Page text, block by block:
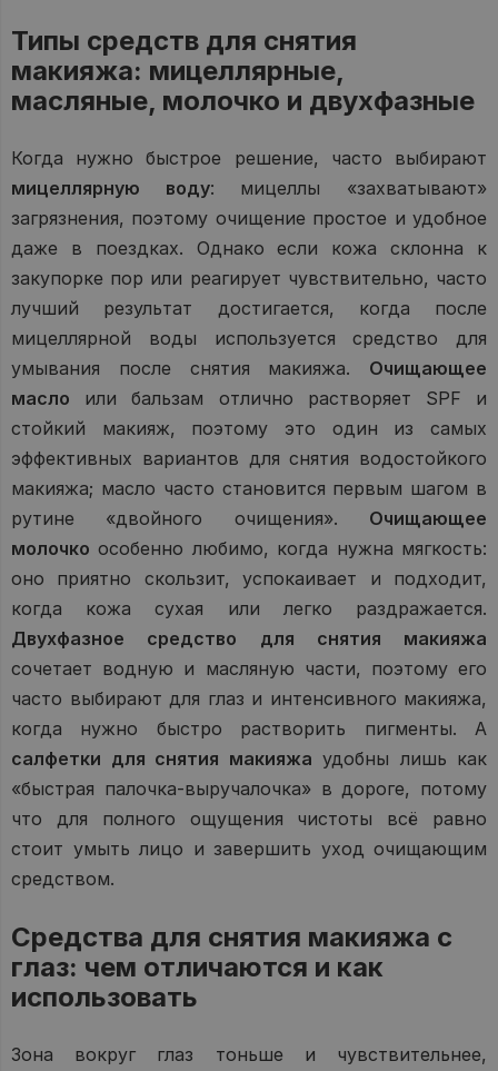
Типы средств для снятия
макияжа: мицеллярные,
масляные, молочко и двухфазные
Когда нужно быстрое решение, часто выбирают
мицеллярную воду: мицеллы «захватывают»
загрязнения, поэтому очищение простое и удобное
даже в поездках. Однако если кожа склонна к
закупорке пор или реагирует чувствительно, часто
лучший результат достигается, когда после
мицеллярной воды используется средство для
умывания после снятия макияжа. Очищающее
масло или бальзам отлично растворяет SPF и
стойкий макияж, поэтому это один из самых
эффективных вариантов для снятия водостойкого
макияжа; масло часто становится первым шагом в
рутине «двойного очищения». Очищающее
молочко особенно любимо, когда нужна мягкость:
оно приятно скользит, успокаивает и подходит,
когда кожа сухая или легко раздражается.
Двухфазное средство для снятия макияжа
сочетает водную и масляную части, поэтому его
часто выбирают для глаз и интенсивного макияжа,
когда нужно быстро растворить пигменты. А
салфетки для снятия макияжа удобны лишь как
«быстрая палочка-выручалочка» в дороге, потому
что для полного ощущения чистоты всё равно
стоит умыть лицо и завершить уход очищающим
средством.
Средства для снятия макияжа с
глаз: чем отличаются и как
использовать
Зона вокруг глаз тоньше и чувствительнее,